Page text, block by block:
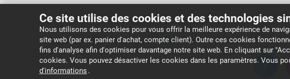
Ce site utilise des cookies et des technologies
Nous utilisons des cookies pour vous offrir la meilleure expérience de
site web (par ex. panier d'achat, compte client). Outre ces cookies
fins d'analyse afin d'optimiser davantage notre site web. En cliquant sur
cookies. Vous pouvez désactiver les cookies dans les paramètres. Vous
d'informations .
Copyright ©IPC-Computer Deutschland GmbH